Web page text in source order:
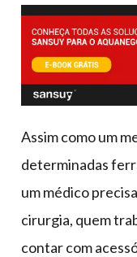
mercado
automotivo
móveis,
calçados,
lonas
multiúso
de
caminhoneiro
Assim como um
determinadas
um médico
cirurgia, quem
contar com